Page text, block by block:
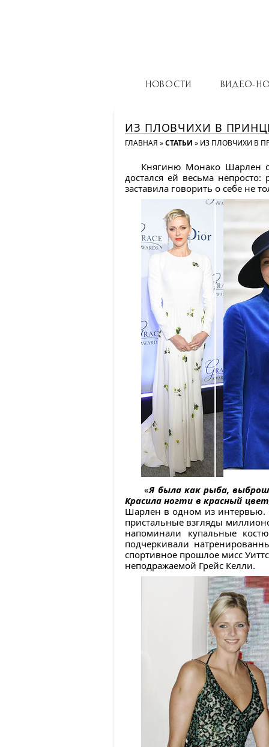
НОВОСТИ ВИДЕО-
ИЗ ПЛОВЧИХИ В
ГЛАВНАЯ »СТАТЬИ » ИЗ ПЛОВЧИХИ В
Княгиню Монако Шарлен
достался ей весьма
заставила говорить о себе не
«Я была как рыба,
Красила ногти в красный
Шарлен в одном из интервью.
пристальные взгляды
напоминали купальные
подчеркивали
спортивное прошлое мисс
неподражаемой Грейс Келли.